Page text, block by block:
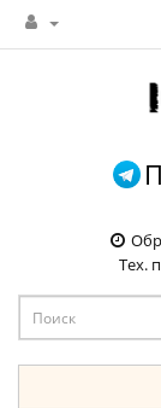
Тех.